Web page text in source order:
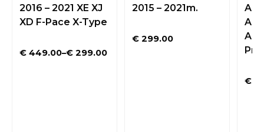
2016 – 2021 XE XJ
XD F-Pace X-Type
€ 299.00
–
€ 449.00
2015 – 2021m.
€299.00
€